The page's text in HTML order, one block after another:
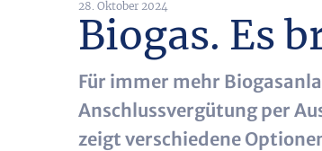
28. Oktober 2024
Biogas. Es
Für immer mehr
Anschlussvergütung per
zeigt verschiedene